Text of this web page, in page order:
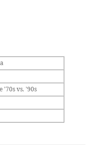
vs. ’90s